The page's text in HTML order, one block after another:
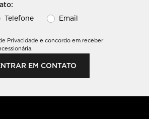
Telefone Email
Privacidade e concordo em receber
EM CONTATO